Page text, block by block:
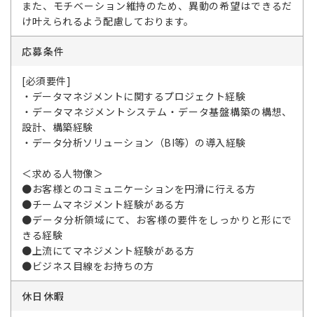
また、モチベーション維持のため、異動の希望はできるだ
け叶えられるよう配慮しております。
応募条件
[必須要件]
・データマネジメントに関するプロジェクト経験
・データマネジメントシステム・データ基盤構築の構想、
設計、構築経験
・データ分析ソリューション（BI等）の導入経験
＜求める人物像＞
●お客様とのコミュニケーションを円滑に行える方
●チームマネジメント経験がある方
●データ分析領域にて、お客様の要件をしっかりと形にで
きる経験
●上流にてマネジメント経験がある方
●ビジネス目線をお持ちの方
休日休暇